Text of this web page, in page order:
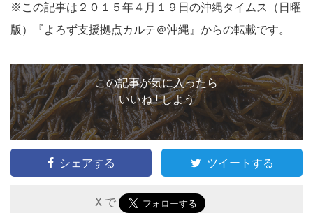
※この記事は２０１５年４月１９日の沖縄タイムス（日曜
版）『よろず支援拠点カルテ＠沖縄』からの転載です。
この記事が気に入ったら
いいね ! しよう
シェアする ツイートする
X で